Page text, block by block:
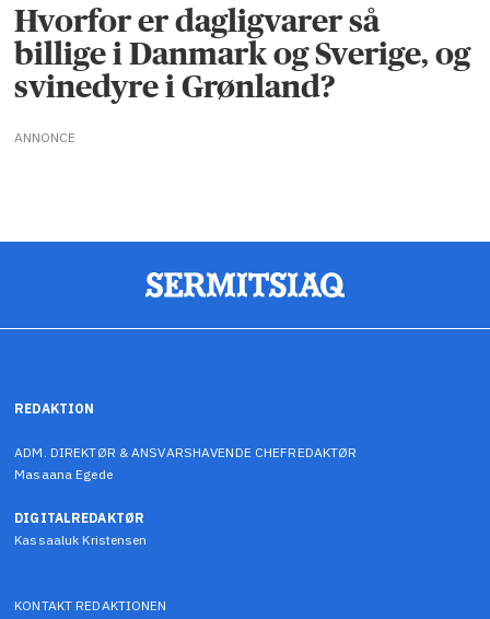
Hvorfor er dagligvarer så
billige i Danmark og Sverige, og
svinedyre i Grønland?
ANNONCE
REDAKTION
ADM. DIREKTØR & ANSVARSHAVENDE CHEFREDAKTØR
Masaana Egede
DIGITALREDAKTØR
Kassaaluk Kristensen
KONTAKT REDAKTIONEN